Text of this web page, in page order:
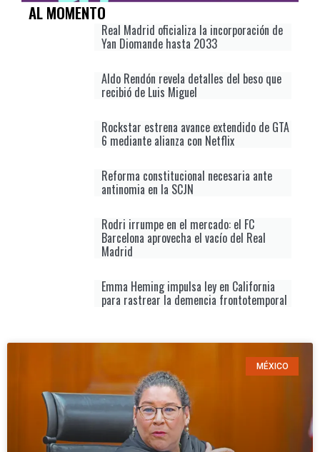
AL MOMENTO
Real Madrid oficializa la incorporación de
Yan Diomande hasta 2033
Aldo Rendón revela detalles del beso que
recibió de Luis Miguel
Rockstar estrena avance extendido de GTA
6 mediante alianza con Netflix
Reforma constitucional necesaria ante
antinomia en la SCJN
Rodri irrumpe en el mercado: el FC
Barcelona aprovecha el vacío del Real
Madrid
Emma Heming impulsa ley en California
para rastrear la demencia frontotemporal
MÉXICO